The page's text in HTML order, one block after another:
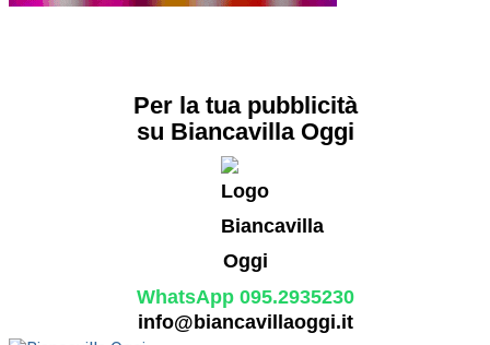
Per la tua pubblicità
su Biancavilla Oggi
WhatsApp 095.2935230
info@biancavillaoggi.it